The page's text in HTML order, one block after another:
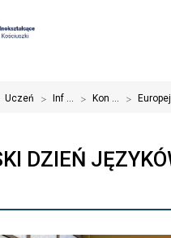
Uczeń > Inf ... > Kon ... >
DZIEŃ